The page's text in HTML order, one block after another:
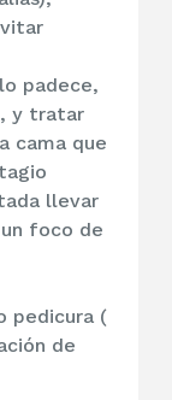
padece,
y tratar
cama que
llevar
foco de
pedicura (
de